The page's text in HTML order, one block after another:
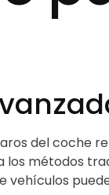
del coche
los métodos